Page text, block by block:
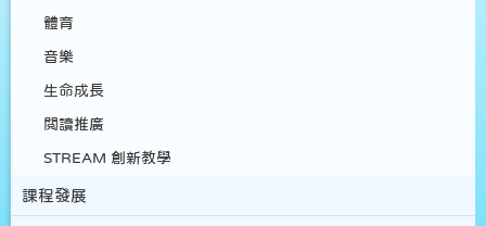
體育
音樂
生命成長
閲讀推廣
STREAM 創新教學
課程發展